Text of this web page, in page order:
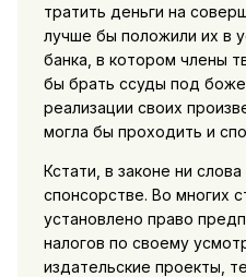
тратить деньги на
лучше бы положили их в
банка, в котором члены
бы брать ссуды под
реализации своих
могла бы проходить и
Кстати, в законе ни
спонсорстве. Во многих
установлено право
налогов по своему
издательские проекты,